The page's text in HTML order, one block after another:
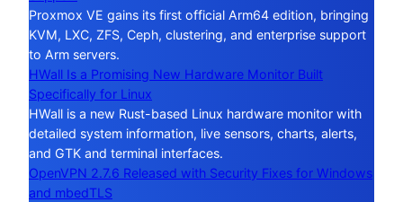
Proxmox VE gains its first official Arm64 edition, bringing
KVM, LXC, ZFS, Ceph, clustering, and enterprise support
to Arm servers.
HWall Is a Promising New Hardware Monitor Built
Specifically for Linux
HWall is a new Rust-based Linux hardware monitor with
detailed system information, live sensors, charts, alerts,
and GTK and terminal interfaces.
OpenVPN 2.7.6 Released with Security Fixes for Windows
and mbedTLS